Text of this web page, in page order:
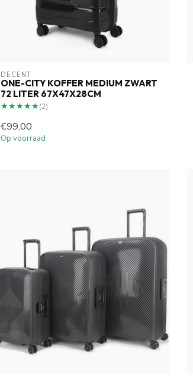
DECENT
ONE-CITY KOFFER MEDIUM ZWART
72 LITER 67X47X28CM
★★★★★
★★★★★(2)
€99,00
Op voorraad